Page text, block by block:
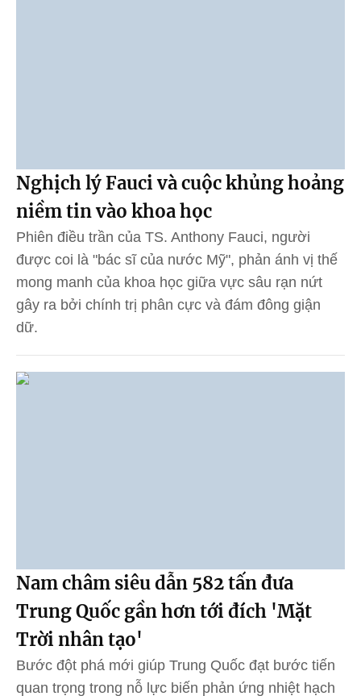
Nghịch lý Fauci và cuộc khủng hoảng
niềm tin vào khoa học
Phiên điều trần của TS. Anthony Fauci, người
được coi là "bác sĩ của nước Mỹ", phản ánh vị thế
mong manh của khoa học giữa vực sâu rạn nứt
gây ra bởi chính trị phân cực và đám đông giận
dữ.
Nam châm siêu dẫn 582 tấn đưa
Trung Quốc gần hơn tới đích 'Mặt
Trời nhân tạo'
Bước đột phá mới giúp Trung Quốc đạt bước tiến
quan trọng trong nỗ lực biến phản ứng nhiệt hạch